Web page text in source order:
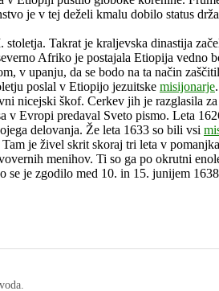
je v tej deželi kmalu dobilo status
Takrat je kraljevska dinastija
Afriko je postajala Etiopija vedno
v upanju, da se bodo na ta način
poslal v Etiopijo jezuitske misijonarje
nicejski škof. Cerkev jih je razglasila
predaval Sveto pismo. Leta
delovanja. Že leta 1633 so bili vsi
je živel skrit skoraj tri leta v
menihov. Ti so ga po okrutni
je zgodilo med 10. in 15. junijem